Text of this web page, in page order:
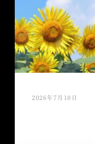
2026年7月10日